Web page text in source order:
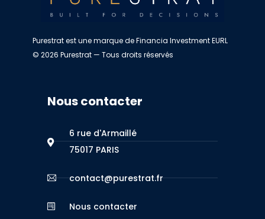
Purestrat est une marque de Financia Investment EURL
© 2026 Purestrat — Tous droits réservés
Nous contacter
6 rue d'Armaillé
75017 PARIS
contact@purestrat.fr
Nous contacter